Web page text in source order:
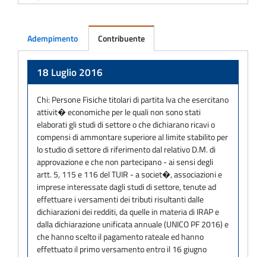
Adempimento Contribuente
18 Luglio 2016
Chi: Persone Fisiche titolari di partita Iva che esercitano
attivit� economiche per le quali non sono stati
elaborati gli studi di settore o che dichiarano ricavi o
compensi di ammontare superiore al limite stabilito per
lo studio di settore di riferimento dal relativo D.M. di
approvazione e che non partecipano - ai sensi degli
artt. 5, 115 e 116 del TUIR - a societ�, associazioni e
imprese interessate dagli studi di settore, tenute ad
effettuare i versamenti dei tributi risultanti dalle
dichiarazioni dei redditi, da quelle in materia di IRAP e
dalla dichiarazione unificata annuale (UNICO PF 2016) e
che hanno scelto il pagamento rateale ed hanno
effettuato il primo versamento entro il 16 giugno